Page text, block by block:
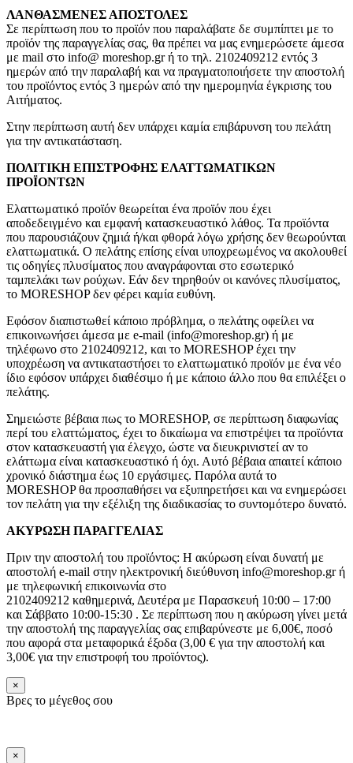
ΛΑΝΘΑΣΜΕΝΕΣ ΑΠΟΣΤΟΛΕΣ
Σε περίπτωση που το προϊόν που παραλάβατε δε συμπίπτει με το
προϊόν της παραγγελίας σας, θα πρέπει να μας ενημερώσετε άμεσα
με mail στο info@ moreshop.gr ή το τηλ. 2102409212 εντός 3
ημερών από την παραλαβή και να πραγματοποιήσετε την αποστολή
του προϊόντος εντός 3 ημερών από την ημερομηνία έγκρισης του
Αιτήματος.
Στην περίπτωση αυτή δεν υπάρχει καμία επιβάρυνση του πελάτη
για την αντικατάσταση.
ΠΟΛΙΤΙΚΗ ΕΠΙΣΤΡΟΦΗΣ ΕΛΑΤΤΩΜΑΤΙΚΩΝ
ΠΡΟΪΟΝΤΩΝ
Ελαττωματικό προϊόν θεωρείται ένα προϊόν που έχει
αποδεδειγμένο και εμφανή κατασκευαστικό λάθος. Τα προϊόντα
που παρουσιάζουν ζημιά ή/και φθορά λόγω χρήσης δεν θεωρούνται
ελαττωματικά. Ο πελάτης επίσης είναι υποχρεωμένος να ακολουθεί
τις οδηγίες πλυσίματος που αναγράφονται στο εσωτερικό
ταμπελάκι των ρούχων. Εάν δεν τηρηθούν οι κανόνες πλυσίματος,
το MORESHOP δεν φέρει καμία ευθύνη.
Εφόσον διαπιστωθεί κάποιο πρόβλημα, ο πελάτης οφείλει να
επικοινωνήσει άμεσα με e-mail (info@moreshop.gr) ή με
τηλέφωνο στο 2102409212, και το MORESHOP έχει την
υποχρέωση να αντικαταστήσει το ελαττωματικό προϊόν με ένα νέο
ίδιο εφόσον υπάρχει διαθέσιμο ή με κάποιο άλλο που θα επιλέξει ο
πελάτης.
Σημειώστε βέβαια πως το MORESHOP, σε περίπτωση διαφωνίας
περί του ελαττώματος, έχει το δικαίωμα να επιστρέψει τα προϊόντα
στον κατασκευαστή για έλεγχο, ώστε να διευκρινιστεί αν το
ελάττωμα είναι κατασκευαστικό ή όχι. Αυτό βέβαια απαιτεί κάποιο
χρονικό διάστημα έως 10 εργάσιμες. Παρόλα αυτά το
MORESHOP θα προσπαθήσει να εξυπηρετήσει και να ενημερώσει
τον πελάτη για την εξέλιξη της διαδικασίας το συντομότερο δυνατό.
ΑΚΥΡΩΣΗ ΠΑΡΑΓΓΕΛΙΑΣ
Πριν την αποστολή του προϊόντος: Η ακύρωση είναι δυνατή με
αποστολή e-mail στην ηλεκτρονική διεύθυνση info@moreshop.gr ή
με τηλεφωνική επικοινωνία στο
2102409212 καθημερινά, Δευτέρα με Παρασκευή 10:00 – 17:00
και Σάββατο 10:00-15:30 . Σε περίπτωση που η ακύρωση γίνει μετά
την αποστολή της παραγγελίας σας επιβαρύνεστε με 6,00€, ποσό
που αφορά στα μεταφορικά έξοδα (3,00 € για την αποστολή και
3,00€ για την επιστροφή του προϊόντος).
×
Βρες το μέγεθος σου
×